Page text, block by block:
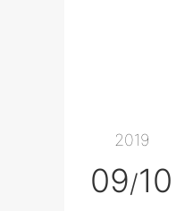
2019
09/10